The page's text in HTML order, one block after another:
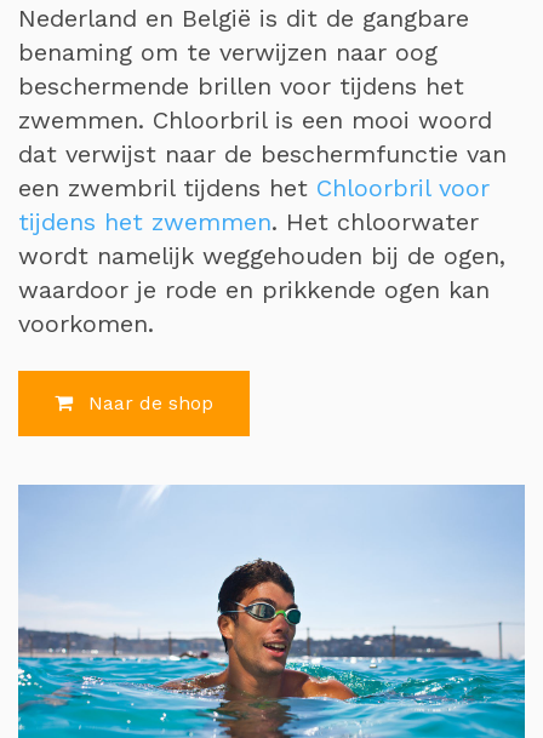
Nederland en België is dit de gangbare
benaming om te verwijzen naar oog
beschermende brillen voor tijdens het
zwemmen. Chloorbril is een mooi woord
dat verwijst naar de beschermfunctie van
een zwembril tijdens het Chloorbril voor
tijdens het zwemmen. Het chloorwater
wordt namelijk weggehouden bij de ogen,
waardoor je rode en prikkende ogen kan
voorkomen.
Naar de shop